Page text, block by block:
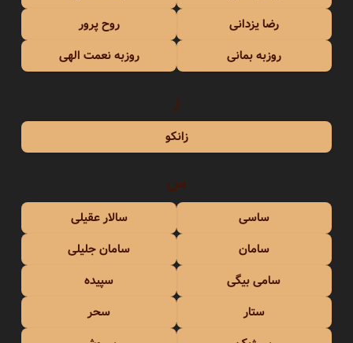
رضا یزدانی
روح پرور
روزبه بمانی
روزبه نعمت الهی
ز
زانکو
س
ساسی
سالار عقیلی
سامان
سامان جلیلی
سامی بیگی
سپیده
ستار
سحر